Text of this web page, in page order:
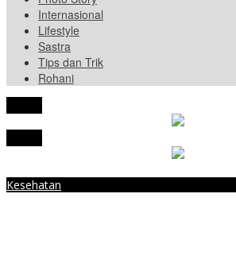
Internasional
Lifestyle
Sastra
Tips dan Trik
Rohani
Kesehatan